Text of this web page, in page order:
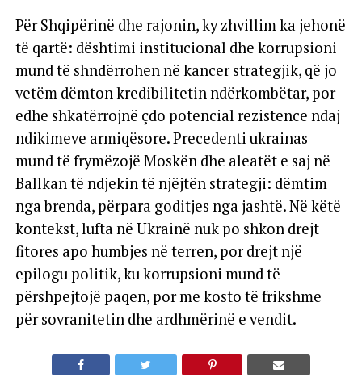
Për Shqipërinë dhe rajonin, ky zhvillim ka jehonë
të qartë: dështimi institucional dhe korrupsioni
mund të shndërrohen në kancer strategjik, që jo
vetëm dëmton kredibilitetin ndërkombëtar, por
edhe shkatërrojnë çdo potencial rezistence ndaj
ndikimeve armiqësore. Precedenti ukrainas
mund të frymëzojë Moskën dhe aleatët e saj në
Ballkan të ndjekin të njëjtën strategji: dëmtim
nga brenda, përpara goditjes nga jashtë. Në këtë
kontekst, lufta në Ukrainë nuk po shkon drejt
fitores apo humbjes në terren, por drejt një
epilogu politik, ku korrupsioni mund të
përshpejtojë paqen, por me kosto të frikshme
për sovranitetin dhe ardhmërinë e vendit.